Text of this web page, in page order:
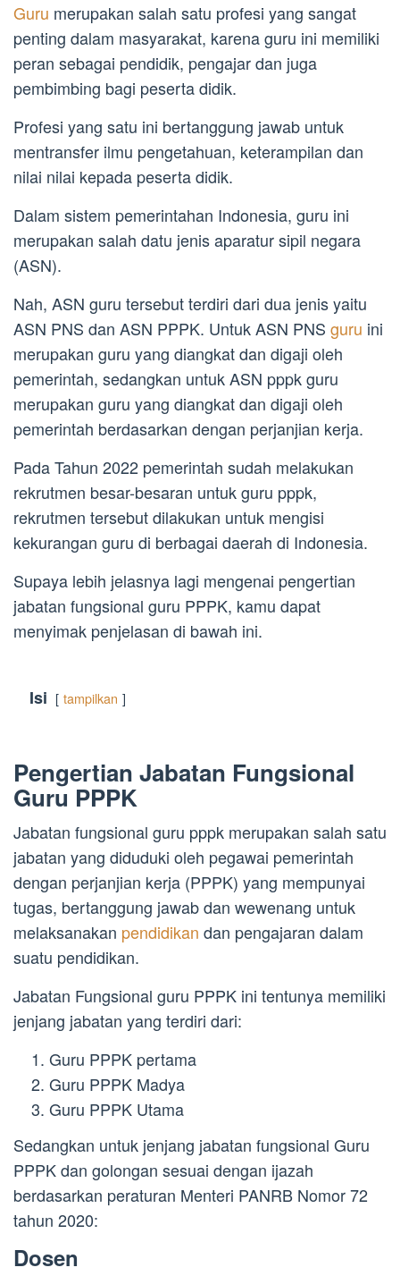
Guru merupakan salah satu profesi yang sangat
penting dalam masyarakat, karena guru ini memiliki
peran sebagai pendidik, pengajar dan juga
pembimbing bagi peserta didik.
Profesi yang satu ini bertanggung jawab untuk
mentransfer ilmu pengetahuan, keterampilan dan
nilai nilai kepada peserta didik.
Dalam sistem pemerintahan Indonesia, guru ini
merupakan salah datu jenis aparatur sipil negara
(ASN).
Nah, ASN guru tersebut terdiri dari dua jenis yaitu
ASN PNS dan ASN PPPK. Untuk ASN PNS guru ini
merupakan guru yang diangkat dan digaji oleh
pemerintah, sedangkan untuk ASN pppk guru
merupakan guru yang diangkat dan digaji oleh
pemerintah berdasarkan dengan perjanjian kerja.
Pada Tahun 2022 pemerintah sudah melakukan
rekrutmen besar-besaran untuk guru pppk,
rekrutmen tersebut dilakukan untuk mengisi
kekurangan guru di berbagai daerah di Indonesia.
Supaya lebih jelasnya lagi mengenai pengertian
jabatan fungsional guru PPPK, kamu dapat
menyimak penjelasan di bawah ini.
Isi tampilkan
Pengertian Jabatan Fungsional
Guru PPPK
Jabatan fungsional guru pppk merupakan salah satu
jabatan yang diduduki oleh pegawai pemerintah
dengan perjanjian kerja (PPPK) yang mempunyai
tugas, bertanggung jawab dan wewenang untuk
melaksanakan pendidikan dan pengajaran dalam
suatu pendidikan.
Jabatan Fungsional guru PPPK ini tentunya memiliki
jenjang jabatan yang terdiri dari:
Guru PPPK pertama
Guru PPPK Madya
Guru PPPK Utama
Sedangkan untuk jenjang jabatan fungsional Guru
PPPK dan golongan sesuai dengan ijazah
berdasarkan peraturan Menteri PANRB Nomor 72
tahun 2020:
Dosen